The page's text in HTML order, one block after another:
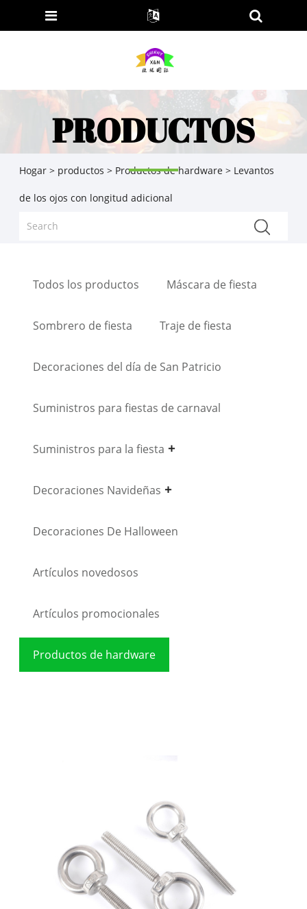
PRODUCTOS
Hogar > productos > Productos de hardware> Levantos
de los ojos con longitud adicional
Todos los productos Máscara de fiesta
Sombrero de fiesta Traje de fiesta
Decoraciones del día de San Patricio
Suministros para fiestas de carnaval
Suministros para la fiesta
Decoraciones Navideñas
Decoraciones De Halloween
Artículos novedosos
Artículos promocionales
Productos de hardware